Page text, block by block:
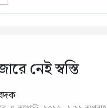
নেই স্বস্তি